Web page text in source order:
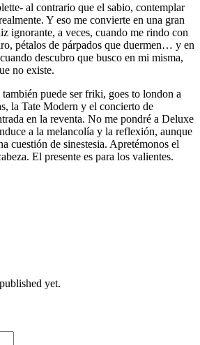
al contrario que el sabio, contemplar
Y eso me convierte en una gran
ignorante, a veces, cuando me rindo con
pétalos de párpados que duermen… y en
descubro que busco en mi misma,
no existe.
puede ser friki, goes to london a
la Tate Modern y el concierto de
en la reventa. No me pondré a Deluxe
a la melancolía y la reflexión, aunque
cuestión de sinestesia. Apretémonos el
El presente es para los valientes.
yet.